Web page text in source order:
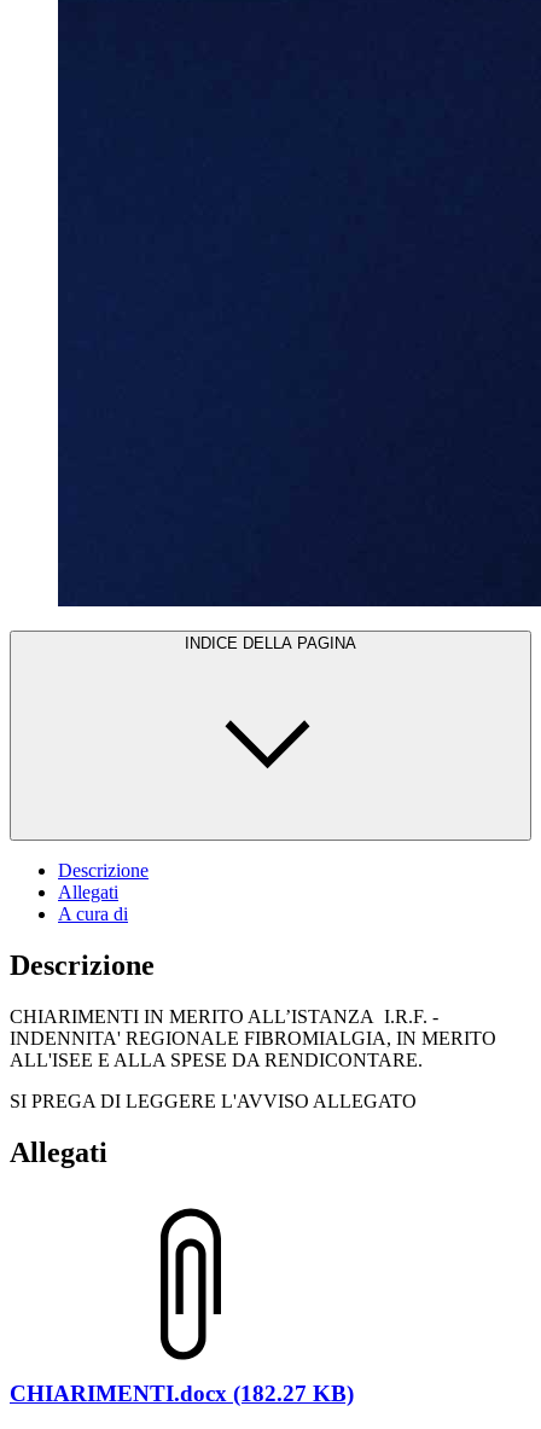
INDICE DELLA PAGINA
Descrizione
Allegati
A cura di
Descrizione
CHIARIMENTI IN MERITO ALL’ISTANZA I.R.F. -
INDENNITA' REGIONALE FIBROMIALGIA, IN MERITO
ALL'ISEE E ALLA SPESE DA RENDICONTARE.
SI PREGA DI LEGGERE L'AVVISO ALLEGATO
Allegati
CHIARIMENTI.docx (182.27 KB)